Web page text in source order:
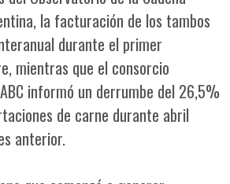
la facturación de los tambos
durante el primer
mientras que el consorcio
informó un derrumbe del 26,5%
de carne durante abril
anterior.